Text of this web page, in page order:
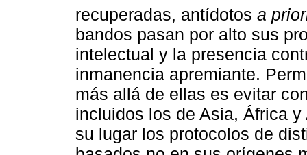
recuperadas, antídotos a
bandos pasan por alto sus
intelectual y la presencia
inmanencia apremiante.
más allá de ellas es evitar
incluidos los de Asia, África
su lugar los protocolos de